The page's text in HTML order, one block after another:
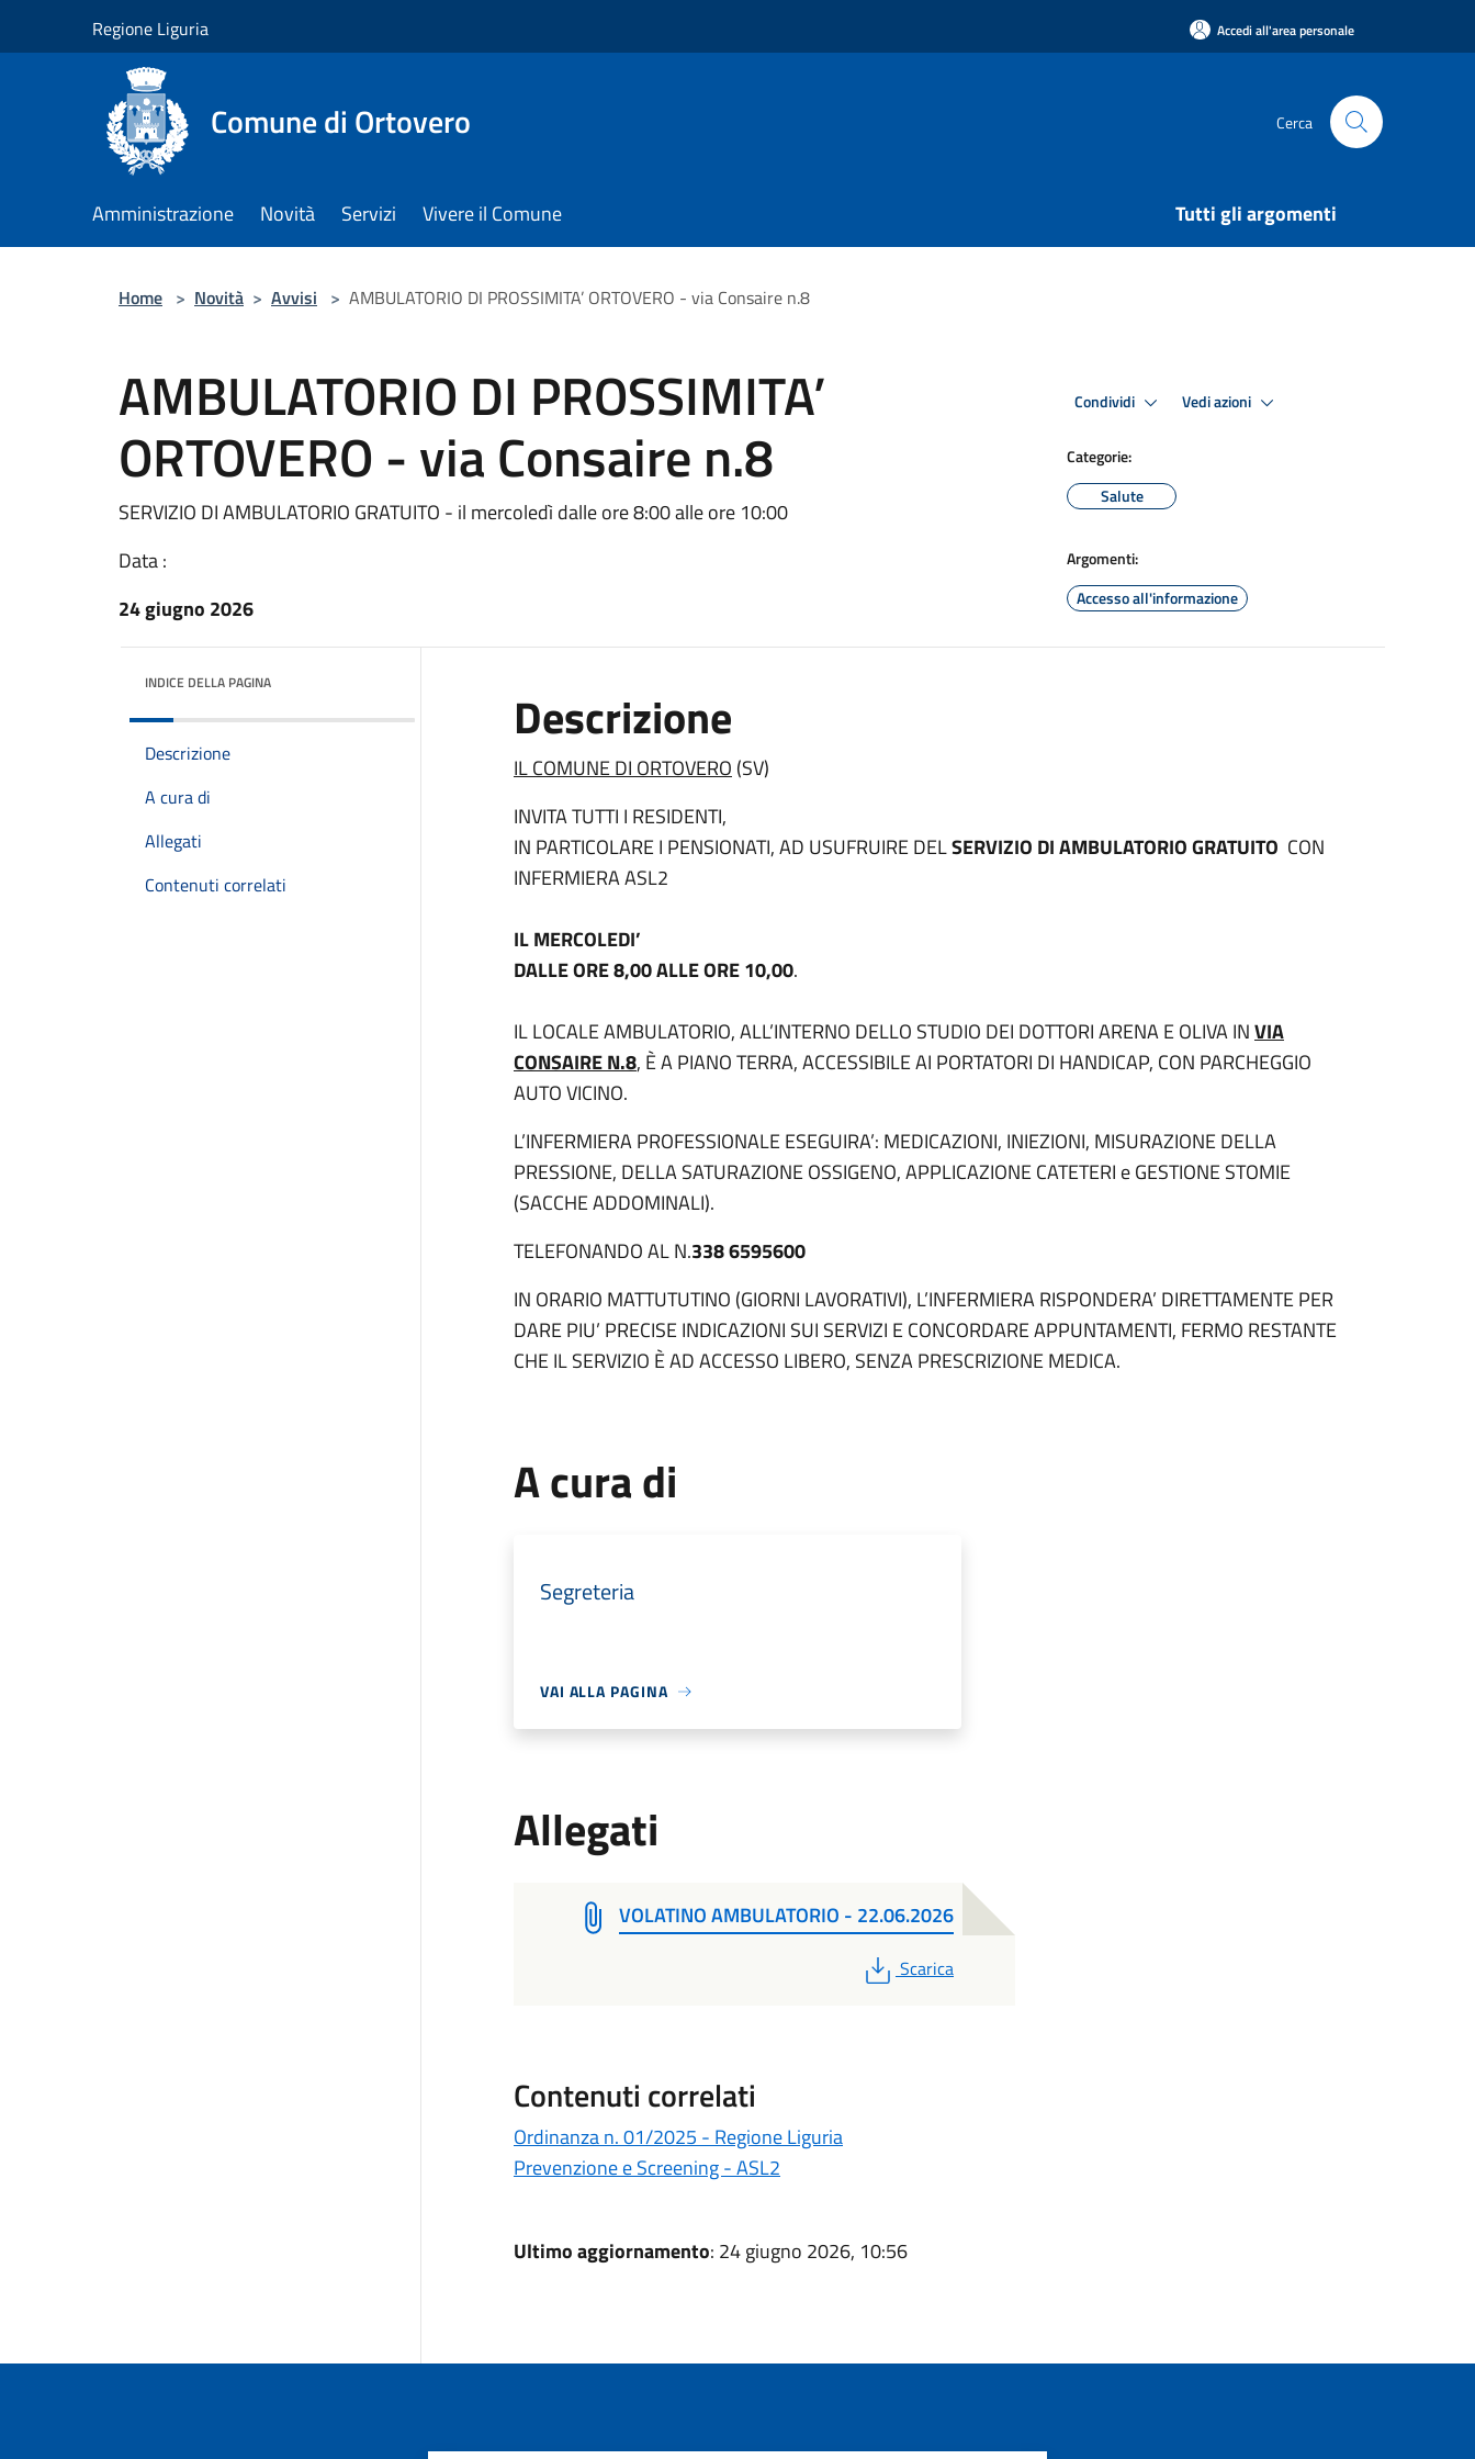
Regione Liguria Accedi all'area personale
Comune di Ortovero Cerca
Amministrazione Novità Servizi Vivere il Comune Tutti gli argomenti
Home > Novità > Avvisi > AMBULATORIO DI PROSSIMITA’ ORTOVERO - via Consaire n.8
AMBULATORIO DI PROSSIMITA’
ORTOVERO - via Consaire n.8
SERVIZIO DI AMBULATORIO GRATUITO - il mercoledì dalle ore 8:00 alle ore 10:00
Data :
24 giugno 2026
Condividi Vedi azioni
Categorie:
Salute
Argomenti:
Accesso all'informazione
INDICE DELLA PAGINA
Descrizione
A cura di
Allegati
Contenuti correlati
Descrizione
IL COMUNE DI ORTOVERO (SV)
INVITA TUTTI I RESIDENTI,
IN PARTICOLARE I PENSIONATI, AD USUFRUIRE DELSERVIZIO DI AMBULATORIO GRATUITO CON
INFERMIERA ASL2
IL MERCOLEDI’
DALLE ORE 8,00 ALLE ORE 10,00.
IL LOCALE AMBULATORIO, ALL’INTERNO DELLO STUDIO DEI DOTTORI ARENA E OLIVA INVIA
CONSAIRE N.8, È A PIANO TERRA, ACCESSIBILE AI PORTATORI DI HANDICAP, CON PARCHEGGIO
AUTO VICINO.
L’INFERMIERA PROFESSIONALE ESEGUIRA’: MEDICAZIONI, INIEZIONI, MISURAZIONE DELLA
PRESSIONE, DELLA SATURAZIONE OSSIGENO, APPLICAZIONE CATETERI e GESTIONE STOMIE
(SACCHE ADDOMINALI).
TELEFONANDO AL N.338 6595600
IN ORARIO MATTUTUTINO (GIORNI LAVORATIVI), L’INFERMIERA RISPONDERA’ DIRETTAMENTE PER
DARE PIU’ PRECISE INDICAZIONI SUI SERVIZI E CONCORDARE APPUNTAMENTI, FERMO RESTANTE
CHE IL SERVIZIO È AD ACCESSO LIBERO, SENZA PRESCRIZIONE MEDICA.
A cura di
Segreteria
VAI ALLA PAGINA
Allegati
VOLATINO AMBULATORIO - 22.06.2026
PDF
Scarica
Contenuti correlati
Ordinanza n. 01/2025 - Regione Liguria
Prevenzione e Screening - ASL2
Ultimo aggiornamento: 24 giugno 2026, 10:56